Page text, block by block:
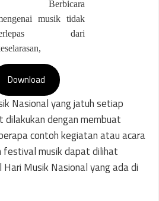
Download
Nasional yang jatuh setiap
dengan membuat
contoh kegiatan atau acara
festival musik dapat dilihat
Musik Nasional yang ada di